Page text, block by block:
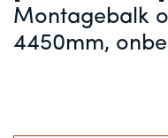
Montagebalk
4450mm,